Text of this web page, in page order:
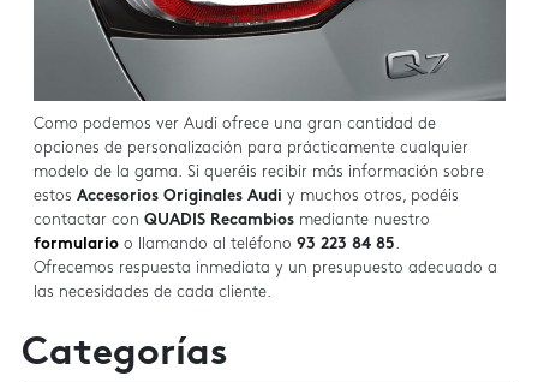
Categorías
Como podemos ver Audi ofrece una gran cantidad de
opciones de personalización para prácticamente cualquier
modelo de la gama. Si queréis recibir más información sobre
estos Accesorios Originales Audi y muchos otros, podéis
contactar con QUADIS Recambiosmediante nuestro
formularioo llamando al teléfono 93 223 84 85.
Ofrecemos respuesta inmediata y un presupuesto adecuado a
las necesidades de cada cliente.